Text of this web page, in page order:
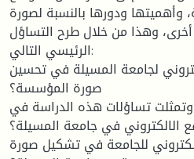
وأهميتها ودورها بالنسبة لصورة
وهذا من خلال طرح التساؤل
الرئيسي التالي:
لجامعة المسيلة في تحسين
صورة المؤسسة؟
وتمثلت تساؤلات هذه الدراسة في :
الالكتروني في جامعة المسيلة؟
للجامعة في تشكيل صورة